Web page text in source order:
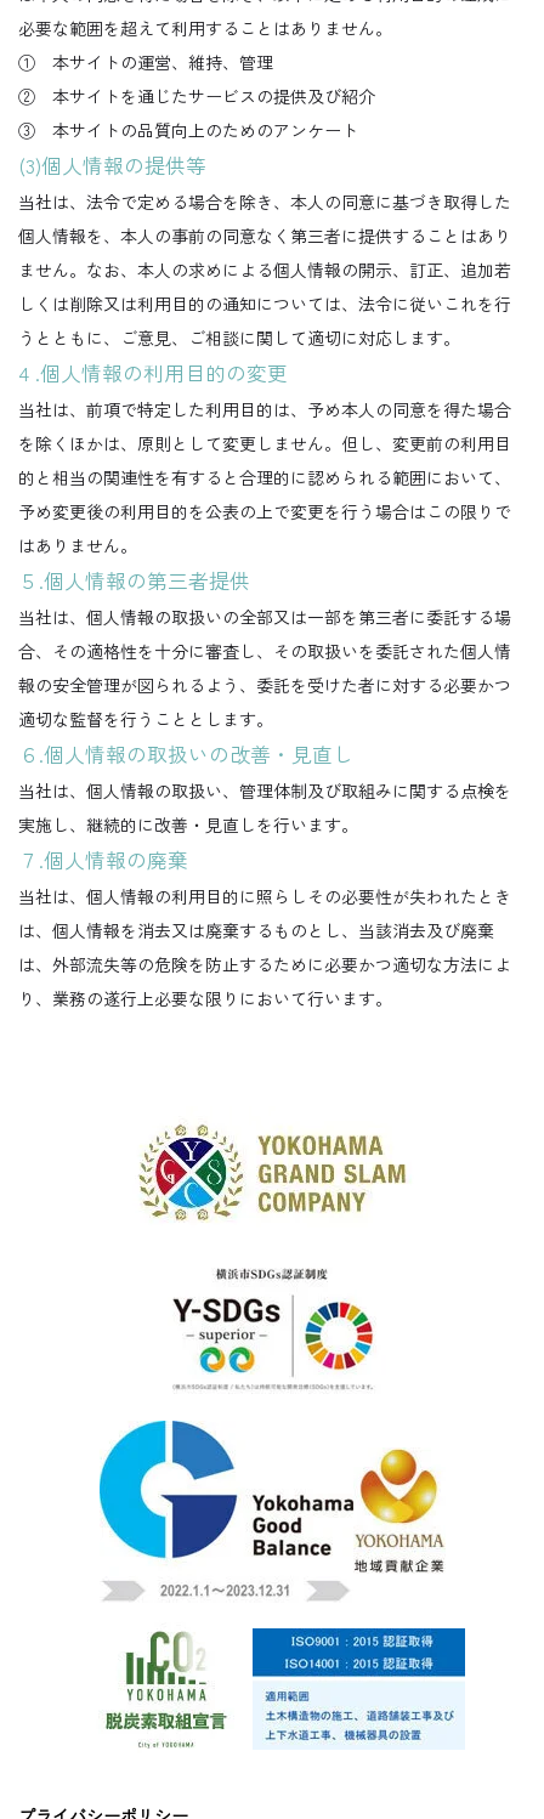
必要な範囲を超えて利用することはありません。
① 本サイトの運営、維持、管理
② 本サイトを通じたサービスの提供及び紹介
③ 本サイトの品質向上のためのアンケート
(3)個人情報の提供等
当社は、法令で定める場合を除き、本人の同意に基づき取得した
個人情報を、本人の事前の同意なく第三者に提供することはあり
ません。なお、本人の求めによる個人情報の開示、訂正、追加若
しくは削除又は利用目的の通知については、法令に従いこれを行
うとともに、ご意見、ご相談に関して適切に対応します。
4 .個人情報の利用目的の変更
当社は、前項で特定した利用目的は、予め本人の同意を得た場合
を除くほかは、原則として変更しません。但し、変更前の利用目
的と相当の関連性を有すると合理的に認められる範囲において、
予め変更後の利用目的を公表の上で変更を行う場合はこの限りで
はありません。
５.個人情報の第三者提供
当社は、個人情報の取扱いの全部又は一部を第三者に委託する場
合、その適格性を十分に審査し、その取扱いを委託された個人情
報の安全管理が図られるよう、委託を受けた者に対する必要かつ
適切な監督を行うこととします。
６.個人情報の取扱いの改善・見直し
当社は、個人情報の取扱い、管理体制及び取組みに関する点検を
実施し、継続的に改善・見直しを行います。
７.個人情報の廃棄
当社は、個人情報の利用目的に照らしその必要性が失われたとき
は、個人情報を消去又は廃棄するものとし、当該消去及び廃棄
は、外部流失等の危険を防止するために必要かつ適切な方法によ
り、業務の遂行上必要な限りにおいて行います。